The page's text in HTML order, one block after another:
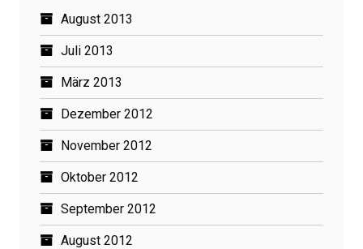
August 2013
Juli 2013
März 2013
Dezember 2012
November 2012
Oktober 2012
September 2012
August 2012